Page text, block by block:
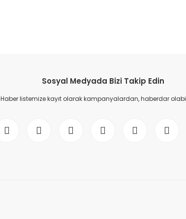
Sosyal Medyada Bizi Takip Edin
Haber listemize kayıt olarak kampanyalardan, haberdar